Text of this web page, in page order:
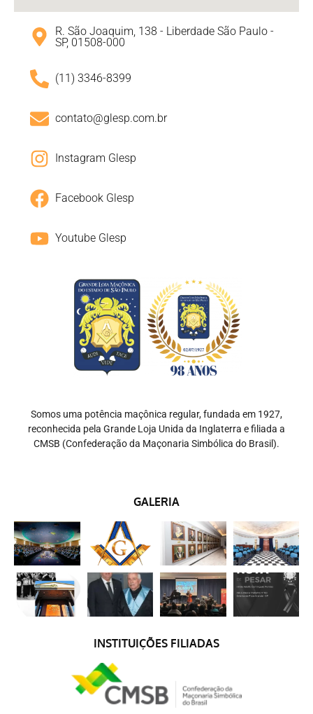
R. São Joaquim, 138 - Liberdade São Paulo -
SP, 01508-000
(11) 3346-8399
contato@glesp.com.br
Instagram Glesp
Facebook Glesp
Youtube Glesp
Somos uma potência maçônica regular, fundada em 1927,
reconhecida pela Grande Loja Unida da Inglaterra e filiada a
CMSB (Confederação da Maçonaria Simbólica do Brasil).
GALERIA
INSTITUIÇÕES FILIADAS